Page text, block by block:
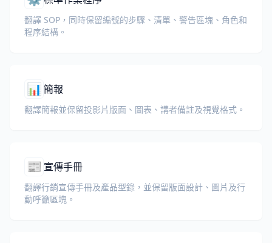
翻譯 SOP，同時保留編號的步驟、清單、警告區塊、角色和
程序結構。
📊 簡報
翻譯簡報並保留投影片版面、圖表、講者備註及視覺格式。
📰 宣傳手冊
翻譯行銷宣傳手冊及產品型錄，並保留版面設計、圖片及行
動呼籲區塊。